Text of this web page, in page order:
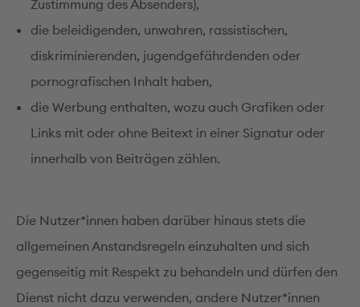
Zustimmung des Absenders),
die beleidigenden, unwahren, rassistischen,
diskriminierenden, jugendgefährdenden oder
pornografischen Inhalt haben,
die Werbung enthalten, wozu auch Grafiken oder
Links mit oder ohne Beitext in einer Signatur oder
innerhalb von Beiträgen zählen.
Die Nutzer*innen haben darüber hinaus stets die
allgemeinen Anstandsregeln einzuhalten und sich
gegenseitig mit Respekt zu behandeln und dürfen den
Dienst nicht dazu verwenden, andere Nutzer*innen